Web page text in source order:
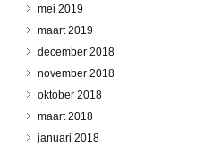
mei 2019
maart 2019
december 2018
november 2018
oktober 2018
maart 2018
januari 2018